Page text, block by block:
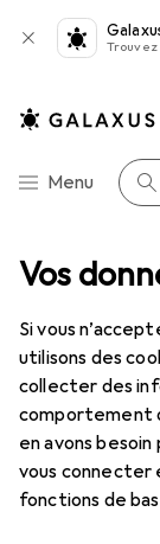
Vos
Si vous
utilisons des
collecter des
comportement
en avons
vous connecter
fonctions de
Navigation par
Menu
Beauté + santé
ProduitsForum